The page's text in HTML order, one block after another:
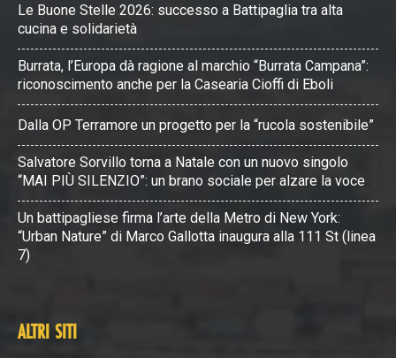
Le Buone Stelle 2026: successo a Battipaglia tra alta
cucina e solidarietà
Burrata, l’Europa dà ragione al marchio “Burrata Campana”:
riconoscimento anche per la Casearia Cioffi di Eboli
Dalla OP Terramore un progetto per la “rucola sostenibile”
Salvatore Sorvillo torna a Natale con un nuovo singolo
“MAI PIÙ SILENZIO”: un brano sociale per alzare la voce
Un battipagliese firma l’arte della Metro di New York:
“Urban Nature” di Marco Gallotta inaugura alla 111 St (linea
7)
ALTRI SITI